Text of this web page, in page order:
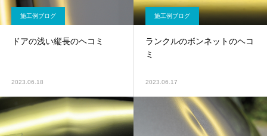
施工例ブログ
ドアの浅い縦長のヘコミ
2023.06.18
施工例ブログ
ランクルのボンネットのヘコ
ミ
2023.06.17